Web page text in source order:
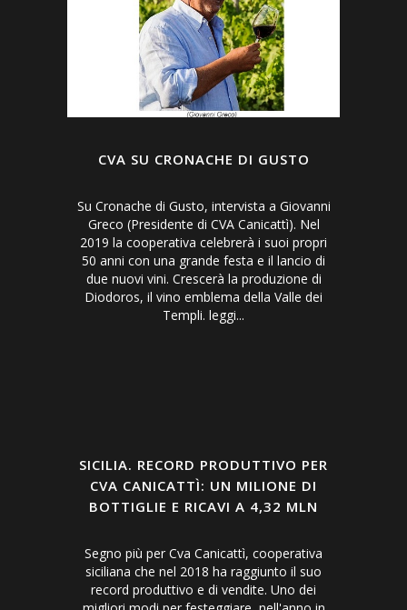
CVA SU CRONACHE DI GUSTO
Su Cronache di Gusto, intervista a Giovanni
Greco (Presidente di CVA Canicattì). Nel
2019 la cooperativa celebrerà i suoi propri
50 anni con una grande festa e il lancio di
due nuovi vini. Crescerà la produzione di
Diodoros, il vino emblema della Valle dei
Templi. leggi...
SICILIA. RECORD PRODUTTIVO PER
CVA CANICATTÌ: UN MILIONE DI
BOTTIGLIE E RICAVI A 4,32 MLN
Segno più per Cva Canicattì, cooperativa
siciliana che nel 2018 ha raggiunto il suo
record produttivo e di vendite. Uno dei